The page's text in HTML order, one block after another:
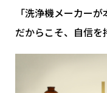
「洗浄機メーカー
だからこそ、自信を